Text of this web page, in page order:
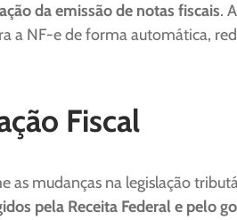
da emissão de notas fiscais.
a NF-e de forma automática,
Fiscal
mudanças na legislação
pela Receita Federal e pelo